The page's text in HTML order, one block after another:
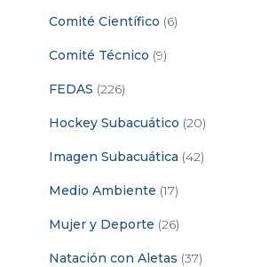
Comité Científico (6)
Comité Técnico (9)
FEDAS (226)
Hockey Subacuático (20)
Imagen Subacuática (42)
Medio Ambiente (17)
Mujer y Deporte (26)
Natación con Aletas (37)